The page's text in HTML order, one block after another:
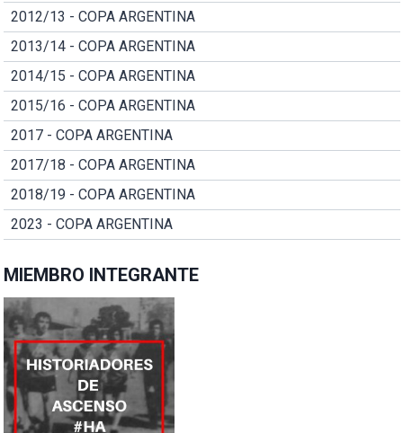
2012/13 - COPA ARGENTINA
2013/14 - COPA ARGENTINA
2014/15 - COPA ARGENTINA
2015/16 - COPA ARGENTINA
2017 - COPA ARGENTINA
2017/18 - COPA ARGENTINA
2018/19 - COPA ARGENTINA
2023 - COPA ARGENTINA
MIEMBRO INTEGRANTE